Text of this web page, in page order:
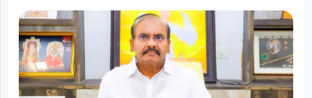
లైవ్
రేడియో
(Live
Radio)